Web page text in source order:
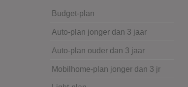
Budget-plan
Auto-plan jonger dan 3 jaar
Auto-plan ouder dan 3 jaar
Mobilhome-plan jonger dan 3 jr